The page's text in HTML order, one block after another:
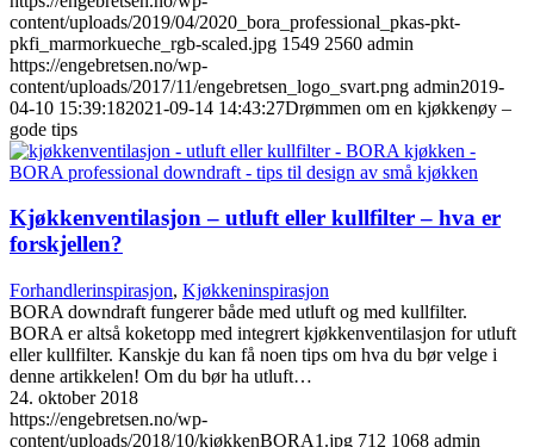
content/uploads/2019/04/2020_bora_professional_pkas-pkt-
pkfi_marmorkueche_rgb-scaled.jpg 1549 2560 admin
https://engebretsen.no/wp-
content/uploads/2017/11/engebretsen_logo_svart.png admin2019-
04-10 15:39:182021-09-14 14:43:27Drømmen om en kjøkkenøy –
gode tips
Kjøkkenventilasjon – utluft eller kullfilter – hva er
forskjellen?
Forhandlerinspirasjon, Kjøkkeninspirasjon
BORA downdraft fungerer både med utluft og med kullfilter.
BORA er altså koketopp med integrert kjøkkenventilasjon for utluft
eller kullfilter. Kanskje du kan få noen tips om hva du bør velge i
denne artikkelen! Om du bør ha utluft…
24. oktober 2018
https://engebretsen.no/wp-
content/uploads/2018/10/kjøkkenBORA1.jpg 712 1068 admin